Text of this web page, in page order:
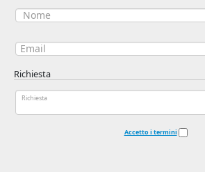
Richiesta
Accetto i termini